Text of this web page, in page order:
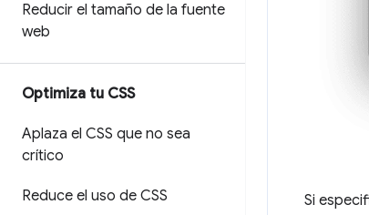
Reducir el tamaño de la fuente
web
Optimiza tu CSS
Aplaza el CSS que no sea
crítico
Reduce el uso de CSS
Si